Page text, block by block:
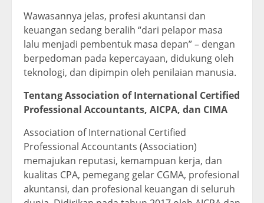
Wawasannya jelas, profesi akuntansi dan
keuangan sedang beralih “dari pelapor masa
lalu menjadi pembentuk masa depan” – dengan
berpedoman pada kepercayaan, didukung oleh
teknologi, dan dipimpin oleh penilaian manusia.
Tentang Association of International Certified
Professional Accountants, AICPA, dan CIMA
Association of International Certified
Professional Accountants (Association)
memajukan reputasi, kemampuan kerja, dan
kualitas CPA, pemegang gelar CGMA, profesional
akuntansi, dan profesional keuangan di seluruh